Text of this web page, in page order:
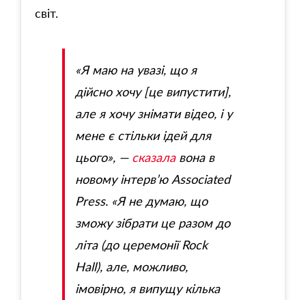
світ.
«Я маю на увазі, що я
дійсно хочу [це випустити],
але я хочу знімати відео, і у
мене є стільки ідей для
цього», — сказалавона в
новому інтерв’ю Associated
Press. «Я не думаю, що
зможу зібрати це разом до
літа (до церемоніїRock
Hall), але, можливо,
імовірно, я випущу кілька